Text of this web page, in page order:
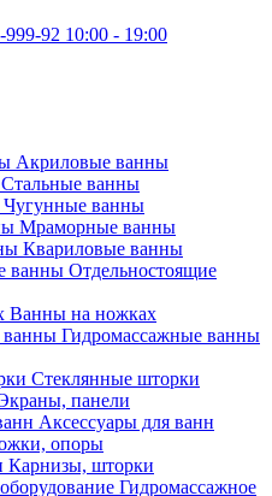
999-92 10:00 - 19:00
Акриловые ванны
Стальные ванны
Чугунные ванны
Мраморные ванны
Квариловые ванны
Отдельностоящие
Ванны на ножках
Гидромассажные ванны
Стеклянные шторки
панели
Аксессуары для ванн
опоры
Карнизы, шторки
Гидромассажное